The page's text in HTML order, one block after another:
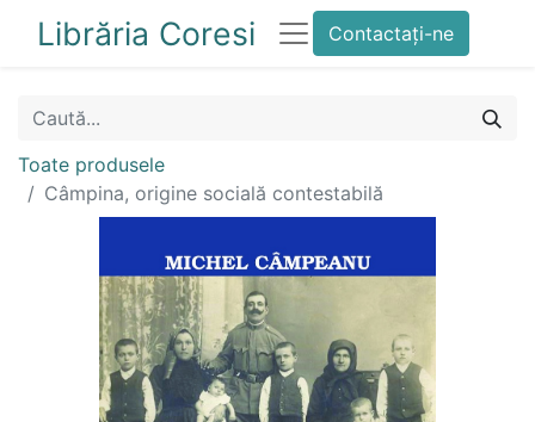
Librăria Coresi Contactați-ne
Toate produsele
Câmpina, origine socială contestabilă